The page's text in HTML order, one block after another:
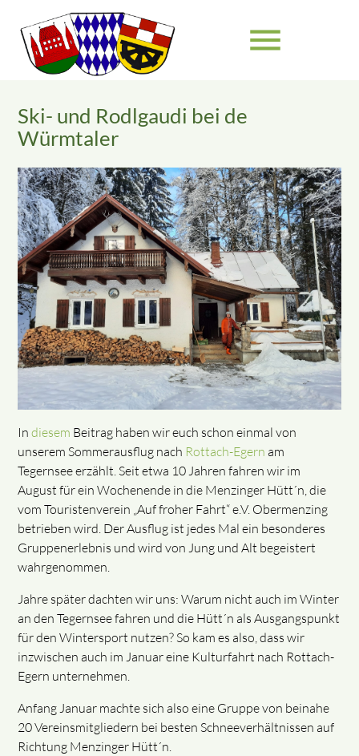
menu
Suchbegriffe
Ski- und Rodlgaudi bei de
Würmtaler
Indiesem Beitrag haben wir euch schon einmal von
unserem Sommerausflug nach Rottach-Egern am
Tegernsee erzählt. Seit etwa 10 Jahren fahren wir im
August für ein Wochenende in die Menzinger Hütt´n, die
vom Touristenverein „Auf froher Fahrt“ e.V. Obermenzing
betrieben wird. Der Ausflug ist jedes Mal ein besonderes
Gruppenerlebnis und wird von Jung und Alt begeistert
wahrgenommen.
Jahre später dachten wir uns: Warum nicht auch im Winter
an den Tegernsee fahren und die Hütt´n als Ausgangspunkt
für den Wintersport nutzen? So kam es also, dass wir
inzwischen auch im Januar eine Kulturfahrt nach Rottach-
Egern unternehmen.
Anfang Januar machte sich also eine Gruppe von beinahe
20 Vereinsmitgliedern bei besten Schneeverhältnissen auf
Richtung Menzinger Hütt´n.